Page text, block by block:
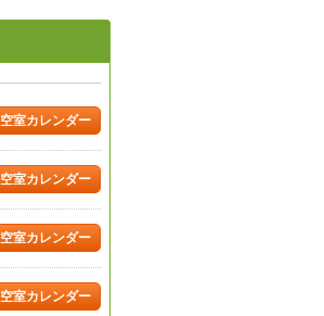
空室カレンダー
空室カレンダー
空室カレンダー
空室カレンダー